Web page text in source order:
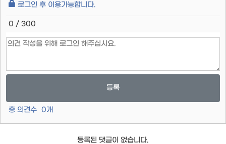
로그인 후 이용가능합니다.
0 / 300
등록
총 의견수 0개
등록된 댓글이 없습니다.